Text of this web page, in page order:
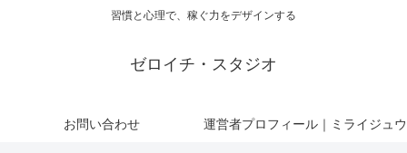
習慣と心理で、稼ぐ力をデザインする
ゼロイチ・スタジオ
お問い合わせ 運営者プロフィール｜ミライジュウ